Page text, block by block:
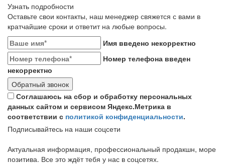
Узнать подробности
Оставьте свои контакты, наш менеджер свяжется с вами в
кратчайшие сроки и ответит на любые вопросы.
Имя введено некорректно
Номер телефона введен
некорректно
Обратный звонок
Соглашаюсь на сбор и обработку персональных
данных сайтом и сервисом Яндекс.Метрика в
соответствии с политикой конфиденциальности.
Подписывайтесь на наши соцсети
Актуальная информация, профессиональный продакшн, море
позитива. Все это ждёт тебя у нас в соцсетях.